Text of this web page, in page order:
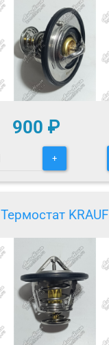
900 ₽
+
Термостат KRAUF